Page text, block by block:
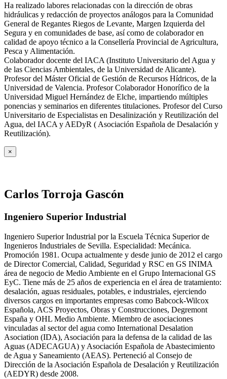
Ha realizado labores relacionadas con la dirección de obras
hidráulicas y redacción de proyectos análogos para la Comunidad
General de Regantes Riegos de Levante, Margen Izquierda del
Segura y en comunidades de base, así como de colaborador en
calidad de apoyo técnico a la Consellería Provincial de Agricultura,
Pesca y Alimentación.
Colaborador docente del IACA (Instituto Universitario del Agua y
de las Ciencias Ambientales, de la Universidad de Alicante).
Profesor del Máster Oficial de Gestión de Recursos Hídricos, de la
Universidad de Valencia. Profesor Colaborador Honorífico de la
Universidad Miguel Hernández de Elche, impartiendo múltiples
ponencias y seminarios en diferentes titulaciones. Profesor del Curso
Universitario de Especialistas en Desalinización y Reutilización del
Agua, del IACA y AEDyR ( Asociación Española de Desalación y
Reutilización).
×
Carlos Torroja Gascón
Ingeniero Superior Industrial
Ingeniero Superior Industrial por la Escuela Técnica Superior de
Ingenieros Industriales de Sevilla. Especialidad: Mecánica.
Promoción 1981. Ocupa actualmente y desde junio de 2012 el cargo
de Director Comercial, Calidad, Seguridad y RSC en GS INIMA
área de negocio de Medio Ambiente en el Grupo Internacional GS
EyC. Tiene más de 25 años de experiencia en el área de tratamiento:
desalación, aguas residuales, potables, e industriales, ejerciendo
diversos cargos en importantes empresas como Babcock-Wilcox
Española, ACS Proyectos, Obras y Construcciones, Degremont
España y OHL Medio Ambiente. Miembro de asociaciones
vinculadas al sector del agua como International Desalation
Asociation (IDA), Asociación para la defensa de la calidad de las
Aguas (ADECAGUA) y Asociación Española de Abastecimiento
de Agua y Saneamiento (AEAS). Perteneció al Consejo de
Dirección de la Asociación Española de Desalación y Reutilización
(AEDYR) desde 2008.